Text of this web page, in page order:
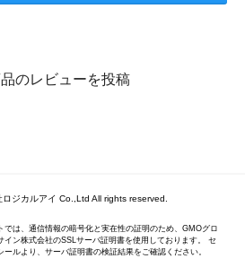
のレビューを投稿
ジカルアイ Co.,Ltd All rights reserved.
では、通信情報の暗号化と実在性の証明のため、GMOグロ
イン株式会社のSSLサーバ証明書を使用しております。 セ
ールより、サーバ証明書の検証結果をご確認ください。